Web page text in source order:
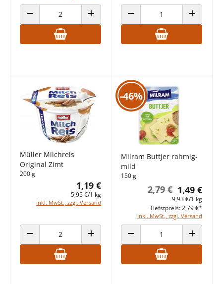
ANZAHL VERRINGERN ANZAHL ERHÖHENANZAHL VERRINGERN ANZAHL
Müller Milchreis
Original Zimt
200 g
1,19 €
5,95 €/1 kg
inkl. MwSt., zzgl. Versand
ANZAHL VERRINGERN ANZAHL ERHÖHEN
-46%
Milram Buttjer rahmig-
mild
150 g
1,49 €
2,79 €
9,93 €/1 kg
inkl. MwSt., zzgl. Versand
Tiefstpreis: 2,79 €*
ANZAHL VERRINGERN ANZAHL